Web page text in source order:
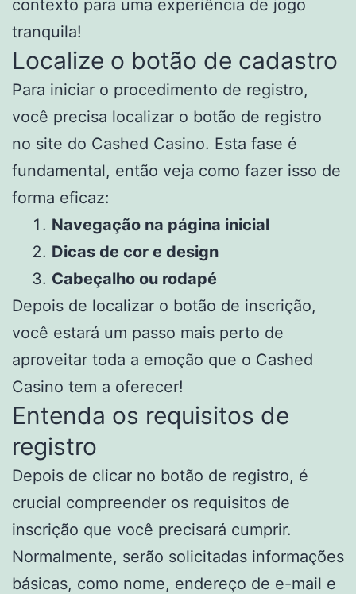
contexto para uma experiência de jogo
tranquila!
Localize o botão de cadastro
Para iniciar o procedimento de registro,
você precisa localizar o botão de registro
no site do Cashed Casino. Esta fase é
fundamental, então veja como fazer isso de
forma eficaz:
Navegação na página inicial
Dicas de cor e design
Cabeçalho ou rodapé
Depois de localizar o botão de inscrição,
você estará um passo mais perto de
aproveitar toda a emoção que o Cashed
Casino tem a oferecer!
Entenda os requisitos de
registro
Depois de clicar no botão de registro, é
crucial compreender os requisitos de
inscrição que você precisará cumprir.
Normalmente, serão solicitadas informações
básicas, como nome, endereço de e-mail e